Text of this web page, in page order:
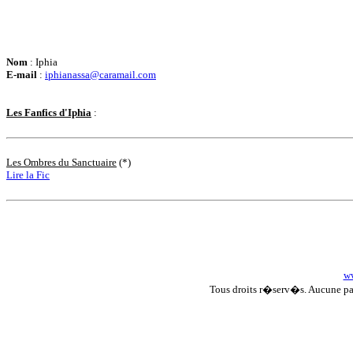
Nom : Iphia
E-mail : iphianassa@caramail.com
Les Fanfics d'Iphia :
Les Ombres du Sanctuaire (*)
Lire la Fic
Tous droits r�serv�s. Aucune